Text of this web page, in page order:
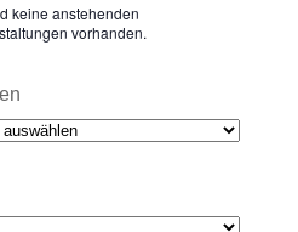
keine anstehenden
vorhanden.